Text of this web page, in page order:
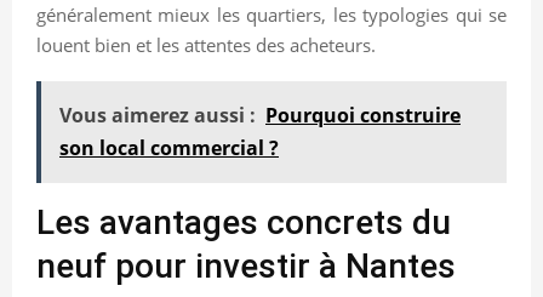
généralement mieux les quartiers, les typologies qui se
louent bien et les attentes des acheteurs.
Vous aimerez aussi : Pourquoi construire
son local commercial ?
Les avantages concrets du
neuf pour investir à Nantes